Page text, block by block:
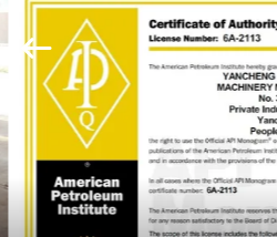
MAISON
PRODUITS
XI‘AN
TOOLS
CO.，
Reserved.